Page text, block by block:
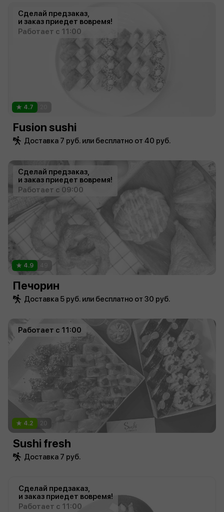
Сделай предзаказ,
и заказ приедет вовремя!
Работает с 11:00
4.7
Fusion sushi
Доставка 7 руб. или бесплатно от 40 руб.
Сделай предзаказ,
и заказ приедет вовремя!
Работает с 09:00
4.9
Печорин
Доставка 5 руб. или бесплатно от 30 руб.
Работает с 11:00
4.2 20
Sushi fresh
Доставка 7 руб.
Сделай предзаказ,
и заказ приедет вовремя!
Работает с 11:00